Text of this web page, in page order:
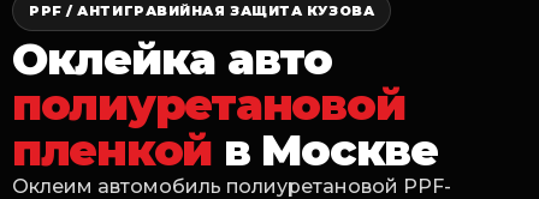
PPF / АНТИГРАВИЙНАЯ ЗАЩИТА КУЗОВА
Оклейка авто
полиуретановой
пленкой в Москве
Оклеим автомобиль полиуретановой PPF-